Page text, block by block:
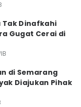
Tak Dinafkahi
Gugat Cerai di
di Semarang
Diajukan Pihak